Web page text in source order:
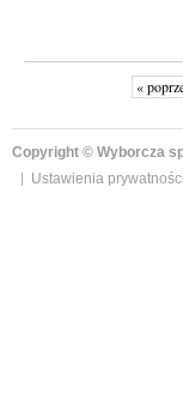
«
Copyright © Wyborcza
Ustawienia prywatności